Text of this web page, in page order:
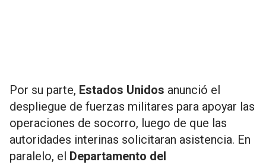
Por su parte, Estados Unidos anunció el
despliegue de fuerzas militares para apoyar las
operaciones de socorro, luego de que las
autoridades interinas solicitaran asistencia. En
paralelo, el Departamento del